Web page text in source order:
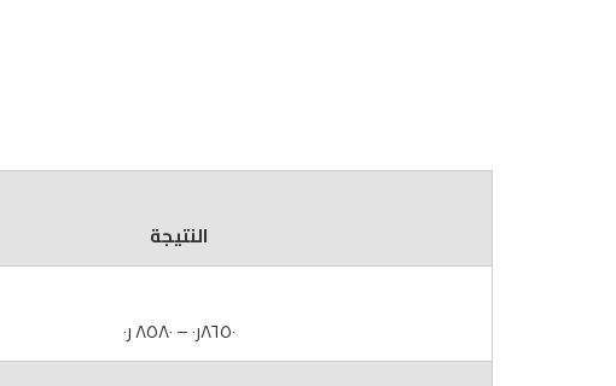
النتيجة
٨٦٥٠ر٠ – ٨٥٨٠ ر٠